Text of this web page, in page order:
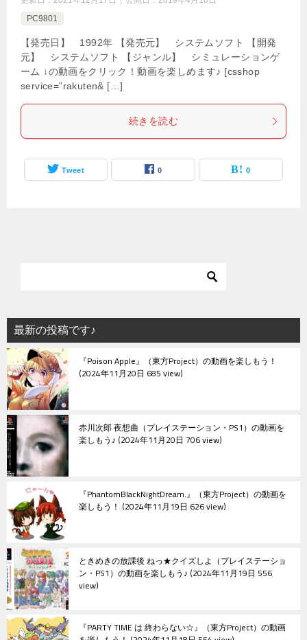
PC9801
【発売日】 1992年 【発売元】 システムソフト 【開発
元】 システムソフト 【ジャンル】 シミュレーションゲ
ーム ↓の動画をクリック！動画を楽しめます♪ [csshop
service=”rakuten& […]
続きを読む
Tweet 0 0
最新の投稿です♪
『Poison Apple』（東方Project）の動画を楽しもう！
2024年11月20日 685 view
赤川次郎 夜想曲（プレイステーション・PS1）の動画を
楽しもう♪ 2024年11月20日 706 view
『PhantomBlackNightDream.』（東方Project）の動画を
楽しもう！ 2024年11月19日 626 view
ときめきの放課後 ねっ★クイズしよ（プレイステーショ
ン・PS1）の動画を楽しもう♪ 2024年11月19日 556
view
『PARTY TIME は 終わらない☆』（東方Project）の動画